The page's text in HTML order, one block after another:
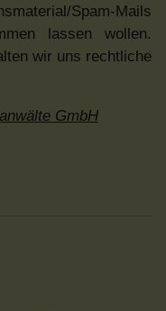
Spam-Mails
lassen wollen.
wir uns rechtliche
GmbH